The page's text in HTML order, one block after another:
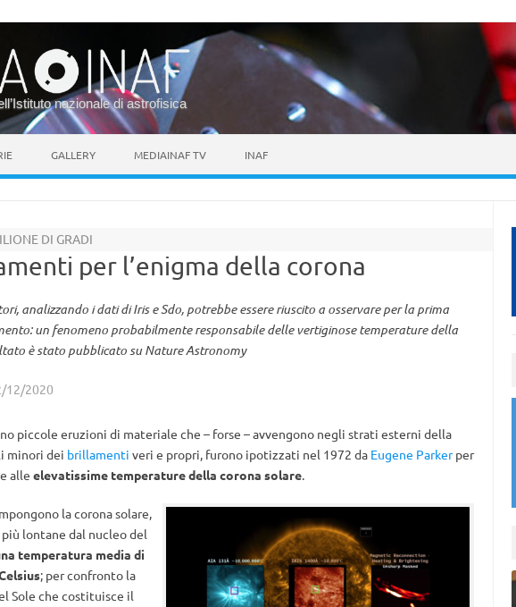
nazionale di astrofisica
GALLERY MEDIAINAF TV INAF
DI GRADI
per l’enigma della corona
analizzando i dati di Iris e Sdo, potrebbe essere riuscito a osservare per la prima
un fenomeno probabilmente responsabile delle vertiginose temperature della
è stato pubblicato su Nature Astronomy
12/2020
piccole eruzioni di materiale che – forse – avvengono negli strati esterni della
minori dei brillamenti veri e propri, furono ipotizzati nel 1972 da Eugene Parkerper
alle elevatissime temperature della corona solare.
la corona solare,
lontane dal nucleo del
temperatura media di
; per confronto la
Sole che costituisce il